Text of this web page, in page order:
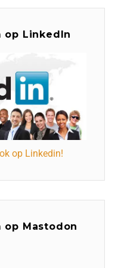
op LinkedIn
op Linkedin!
op Mastodon